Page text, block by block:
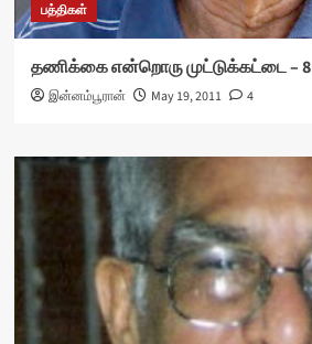
பத்திகள்
தணிக்கை என்றொரு முட்டுக்கட்டை – 8
இன்னம்பூரான் May 19, 2011 4